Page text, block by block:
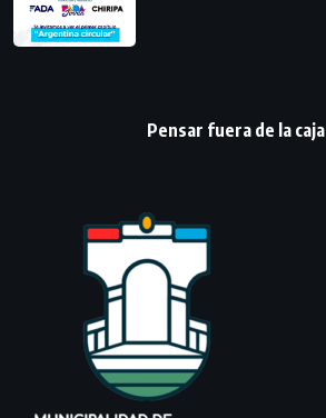
Pensar fuera de la caja